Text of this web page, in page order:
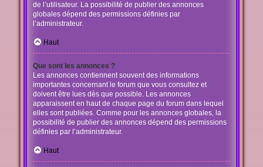
de l’utilisateur. La possibilité de publier des annonces
globales dépend des permissions définies par
l’administrateur.
Haut
Que sont les annonces ?
Les annonces contiennent souvent des informations
importantes concernant le forum que vous consultez et
doivent être lues dès que possible. Les annonces
apparaissent en haut de chaque page du forum dans lequel
elles sont publiées. Comme pour les annonces globales, la
possibilité de publier des annonces dépend des permissions
définies par l’administrateur.
Haut